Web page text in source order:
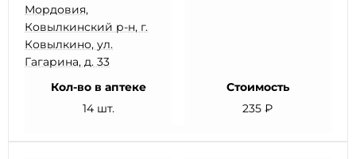
Мордовия,
Ковылкинский р-н, г.
Ковылкино, ул.
Гагарина, д. 33
Кол-во в аптеке
14 шт.
Стоимость
235 ₽